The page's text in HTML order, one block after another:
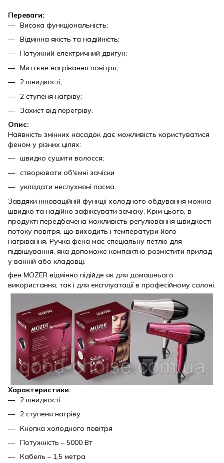
Переваги:
Висока функціональність;
Відмінна якість та надійність;
Потужний електричний двигун;
Миттєве нагрівання повітря;
2 швидкості;
2 ступеня нагріву;
Захист від перегріву.
Опис:
Наявність змінних насадок дає можливість користуватися
феном у різних цілях:
швидко сушити волосся;
створювати об'ємні зачіски
укладати неслухняні пасма.
Завдяки інноваційній функції холодного обдування можна
швидко та надійно зафіксувати зачіску. Крім цього, в
продукті передбачена можливість регулювання швидкості
потоку повітря, що виходить і температури його
нагрівання. Ручка фена має спеціальну петлю для
підвішування, яка допоможе компактно розмістити прилад
у ванній або кладовці.
фен MOZER відмінно підійде як для домашнього
використання, так і для експлуатації в професійному салоні.
Характеристики:
2 швидкості
2 ступеня нагріву
Кнопка холодного повітря
Потужність – 5000 Вт
Кабель – 1,5 метра